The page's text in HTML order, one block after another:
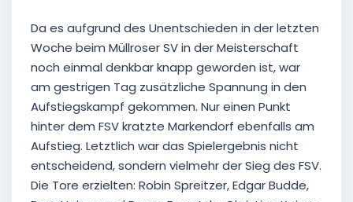
Da es aufgrund des Unentschieden in der letzten
Woche beim Müllroser SV in der Meisterschaft
noch einmal denkbar knapp geworden ist, war
am gestrigen Tag zusätzliche Spannung in den
Aufstiegskampf gekommen. Nur einen Punkt
hinter dem FSV kratzte Markendorf ebenfalls am
Aufstieg. Letztlich war das Spielergebnis nicht
entscheidend, sondern vielmehr der Sieg des FSV.
Die Tore erzielten: Robin Spreitzer, Edgar Budde,